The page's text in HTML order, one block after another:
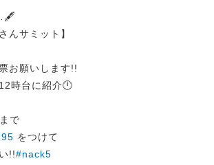
んサミット】
お願いします!!
時台に紹介🕛
で
をつけて
!!#nack5